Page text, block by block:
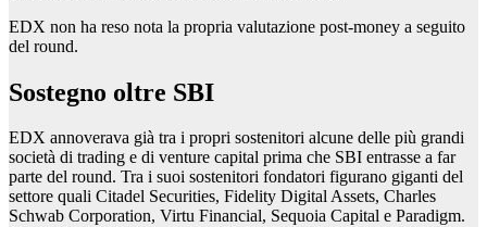
EDX non ha reso nota la propria valutazione post-money a seguito
del round.
Sostegno oltre SBI
EDX annoverava già tra i propri sostenitori alcune delle più grandi
società di trading e di venture capital prima che SBI entrasse a far
parte del round. Tra i suoi sostenitori fondatori figurano giganti del
settore quali Citadel Securities, Fidelity Digital Assets, Charles
Schwab Corporation, Virtu Financial, Sequoia Capital e Paradigm.